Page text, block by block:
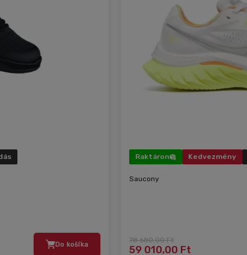
Do košíka
Raktáron Kedvezmény
Saucony
78 680,00 Ft
59 010,00 Ft